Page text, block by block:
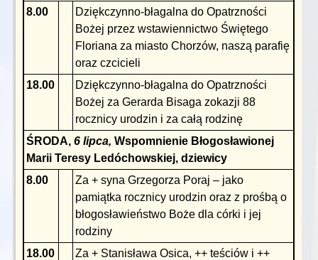
8.00
Dziękczynno-błagalna do Opatrzności
Bożej przez wstawiennictwo Świętego
Floriana za miasto Chorzów, naszą parafię
oraz czcicieli
18.00
Dziękczynno-błagalna do Opatrzności
Bożej za Gerarda Bisaga zokazji 88
rocznicy urodzin i za całą rodzinę
ŚRODA,6 lipca,Wspomnienie Błogosławionej
Marii Teresy Ledóchowskiej, dziewicy
8.00
Za + syna Grzegorza Poraj – jako
pamiątka rocznicy urodzin oraz z prośbą o
błogosławieństwo Boże dla córki i jej
rodziny
18.00
Za + Stanisława Osica, ++ teściów i ++